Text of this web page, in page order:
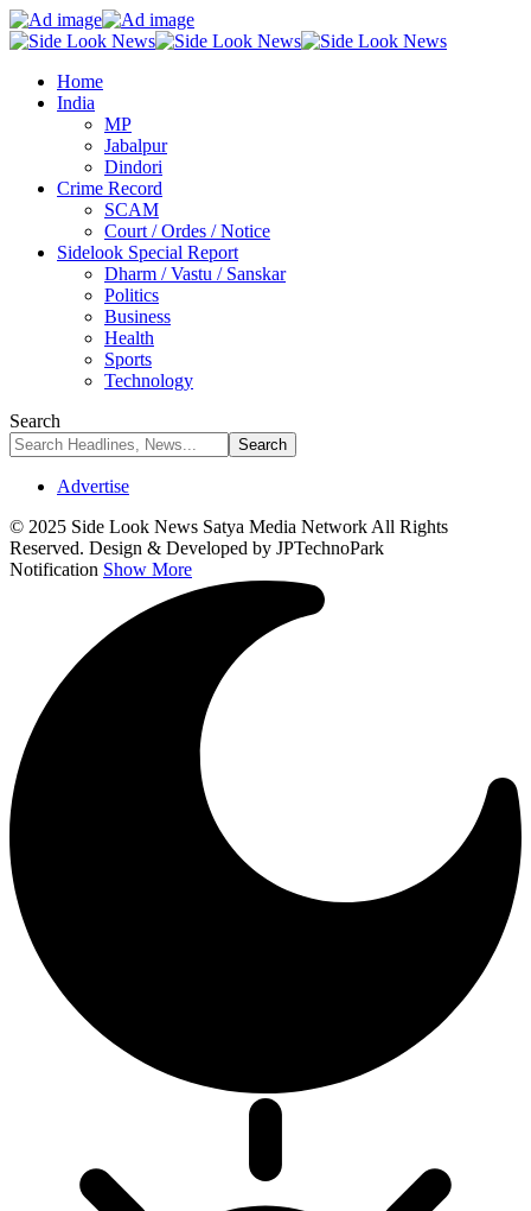
Home
India
MP
Jabalpur
Dindori
Crime Record
SCAM
Court / Ordes / Notice
Sidelook Special Report
Dharm / Vastu / Sanskar
Politics
Business
Health
Sports
Technology
Search
Advertise
© 2025 Side Look News Satya Media Network All Rights
Reserved. Design & Developed by JPTechnoPark
Notification Show More